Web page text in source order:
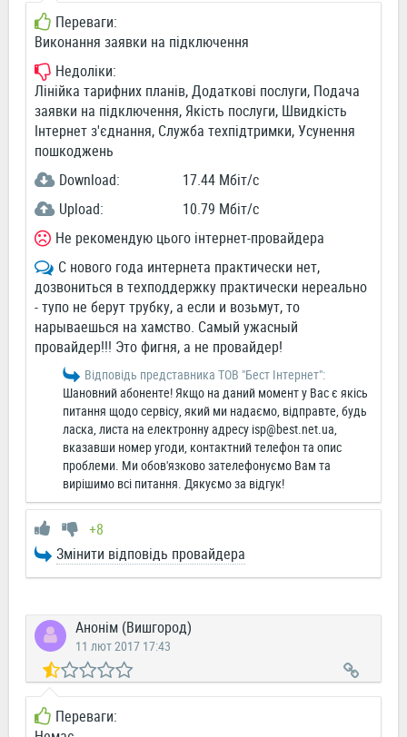
Переваги:
Виконання заявки на підключення
Недоліки:
Лінійка тарифних планів, Додаткові послуги, Подача
заявки на підключення, Якість послуги, Швидкість
Інтернет з'єднання, Служба техпідтримки, Усунення
пошкоджень
Download:
17.44 Мбіт/c
Upload:
10.79 Мбіт/c
Не рекомендую цього інтернет-провайдера
С нового года интернета практически нет,
дозвониться в техподдержку практически нереально
- тупо не берут трубку, а если и возьмут, то
нарываешься на хамство. Самый ужасный
провайдер!!! Это фигня, а не провайдер!
Відповідь представника ТОВ "Бест Інтернет":
Шановний абоненте! Якщо на даний момент у Вас є якісь
питання щодо сервісу, який ми надаємо, відправте, будь
ласка, листа на електронну адресу isp@best.net.ua,
вказавши номер угоди, контактний телефон та опис
проблеми. Ми обов'язково зателефонуємо Вам та
вирішимо всі питання. Дякуємо за відгук!
+8
Змінити відповідь провайдера
Анонім (Вишгород)
11 лют 2017 17:43
Переваги: